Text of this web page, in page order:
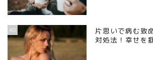
40
片思いで病む致
対処法！幸せを